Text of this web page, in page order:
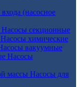
(насосное
Насосы секционные
Насосы химические
вакуумные
Насосы
Насосы для